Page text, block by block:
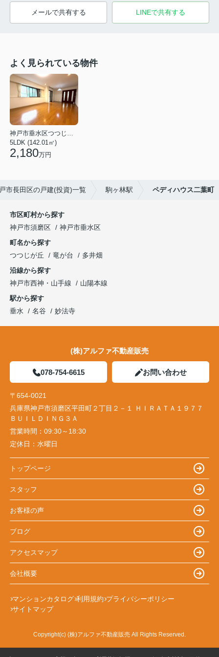
メールで共有する LINEで共有する
よく見られている物件
神戸市垂水区つつじが丘６丁目
5LDK (142.01㎡)
2,180万円
市長田区の戸建(投資)一覧 駒ヶ林駅 ペディハウス二葉町
市区町村から探す
神戸市須磨区
神戸市垂水区
町名から探す
つつじが丘
竜が台
多井畑
沿線から探す
神戸市西神・山手線
山陽本線
駅から探す
垂水
名谷 妙法寺
(株)アルファ不動産販売
078-754-6615 お問い合わせ
〒654-0021
兵庫県神戸市須磨区平田町２丁目２－１ ＨＩＲＡＴＡ１９７７
ＢＵＩＬＤＩＮＧ３Ａ
営業時間： 09:30～18:30
定休日： 水曜日
トップページ
スタッフ
お客様の声
ブログ
アクセスマップ
会社概要
マンションカタログ 利用規約 プライバシーポリシー
サイトマップ
Copyright(c) (株)アルファ不動産販売 All Rights Reserved.